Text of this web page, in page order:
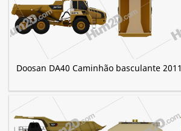
Doosan DA40 Caminhão basculante 2011